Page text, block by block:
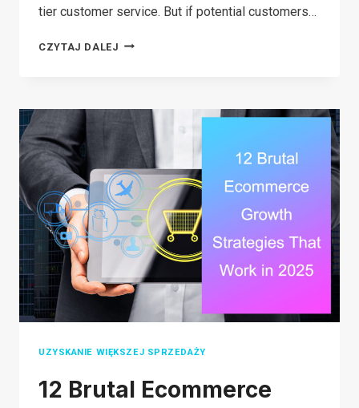
tier customer service. But if potential customers…
CZYTAJ DALEJ 18
TOOLS
FOR
SMALL
BUSINESS
(THAT
DON’T
COST
FORTUNE)
UZYSKANIE WIĘKSZEJ SPRZEDAŻY
12 Brutal Ecommerce